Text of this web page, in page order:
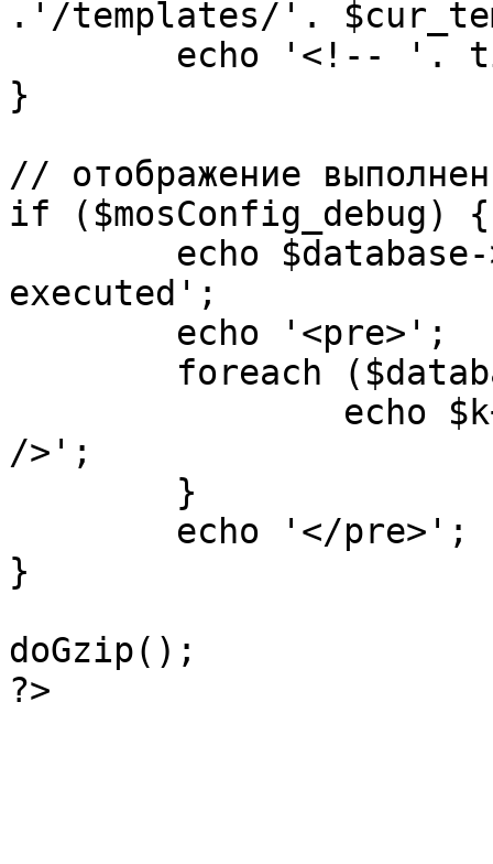
.'/templates/'.
}
// отображение
if ($mosConfig_debug) {
executed';
/>';
}
doGzip();
?>